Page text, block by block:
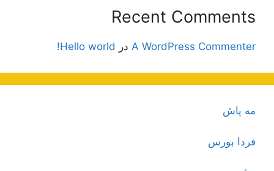
Recent Comments
A WordPress Commenter در Hello world!
مه پاش
فردا بورس